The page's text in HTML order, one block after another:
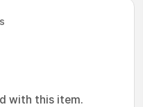
with this item.